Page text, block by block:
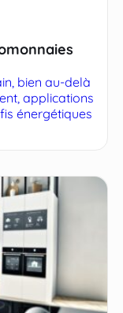
bien au-delà
applications
énergétiques